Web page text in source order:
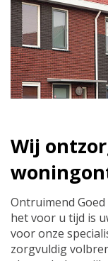
Wij
Ontruimend
het voor u tijd is
voor onze
zorgvuldig